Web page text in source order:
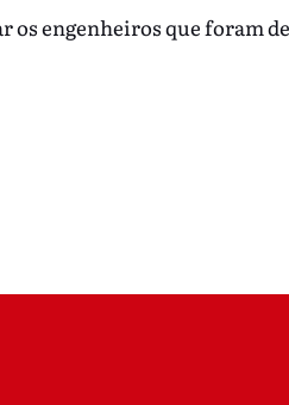
os engenheiros que foram